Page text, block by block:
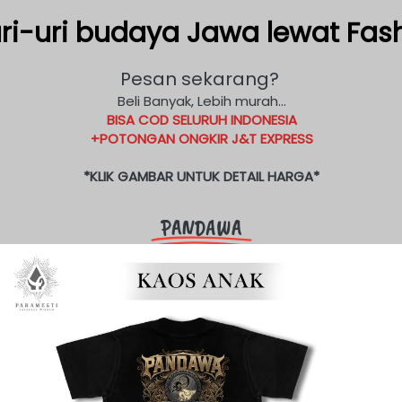
uri budaya Jawa lewat
Pesan sekarang?
Beli Banyak, Lebih murah...
BISA COD SELURUH INDONESIA
+POTONGAN ONGKIR J&T EXPRESS
*KLIK GAMBAR UNTUK DETAIL HARGA*
PANDAWA